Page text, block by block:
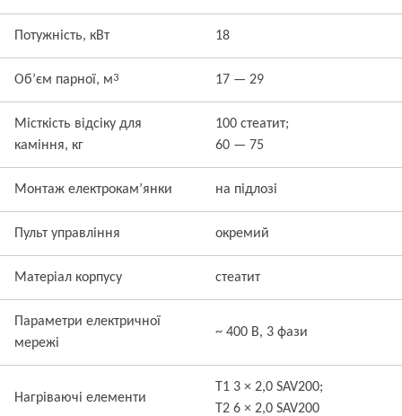
Потужність, кВт 18
Об’єм парної, м3 17 — 29
Місткість відсіку для
каміння, кг
100 стеатит;
60 — 75
Монтаж електрокам’янки на підлозі
Пульт управління окремий
Матеріал корпусу стеатит
Параметри електричної
мережі
~ 400 В, 3 фази
Нагріваючі елементи
T1 3 × 2,0 SAV200;
T2 6 × 2,0 SAV200